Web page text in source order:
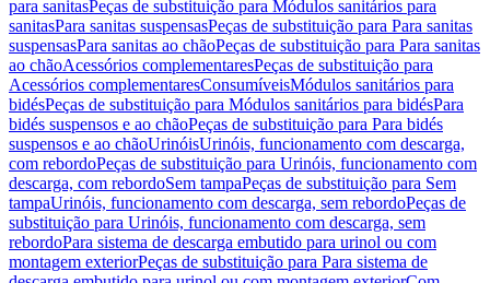
para sanitasPeças de substituição para Módulos sanitários para
sanitasPara sanitas suspensasPeças de substituição para Para sanitas
suspensasPara sanitas ao chãoPeças de substituição para Para sanitas
ao chãoAcessórios complementaresPeças de substituição para
Acessórios complementaresConsumíveisMódulos sanitários para
bidésPeças de substituição para Módulos sanitários para bidésPara
bidés suspensos e ao chãoPeças de substituição para Para bidés
suspensos e ao chãoUrinóisUrinóis, funcionamento com descarga,
com rebordoPeças de substituição para Urinóis, funcionamento com
descarga, com rebordoSem tampaPeças de substituição para Sem
tampaUrinóis, funcionamento com descarga, sem rebordoPeças de
substituição para Urinóis, funcionamento com descarga, sem
rebordoPara sistema de descarga embutido para urinol ou com
montagem exteriorPeças de substituição para Para sistema de